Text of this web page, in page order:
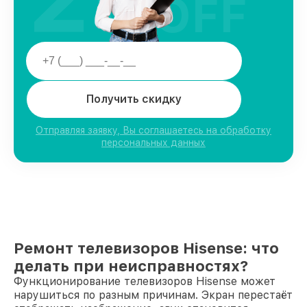
Получить скидку
Отправляя заявку, Вы соглашаетесь на обработку
персональных данных
OFF
Ремонт телевизоров Hisense: что
делать при неисправностях?
Функционирование телевизоров Hisense может
нарушиться по разным причинам. Экран перестаёт